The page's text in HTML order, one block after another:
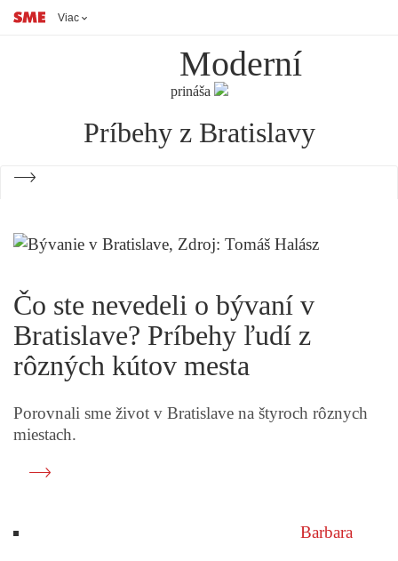
Viac
Moderní
prináša
Príbehy z Bratislavy
SPÄŤ NA
Najnovšie príbehy
Bývanie v Bratislave
Čo ste nevedeli o bývaní v
Bratislave? Príbehy ľudí z
rôzných kútov mesta
Porovnali sme život v Bratislave na štyroch rôznych
miestach.
Barbara